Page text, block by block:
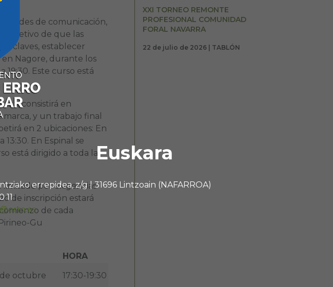
Euskara
errepidea, z/g | 31696 Lintzoain (NAFARROA)
11
de comunicación,
objetivo de que las
claves, establecer
Nagore, durante los
19:30. Este curso está
consistirá en
y un trabajo final
en 2 ubicaciones: En
En Espinal se
está dirigido a toda la
por exigencias
de inscripción estará
de cada
Gu
HORA
de octubre
17:30-19:30
XXI TORNEO REMONTE
PROFESIONAL COMUNIDAD
FORAL NAVARRA
22 de julio de 2026 | TABLÓN